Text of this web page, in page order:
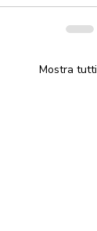
Mostra tutti